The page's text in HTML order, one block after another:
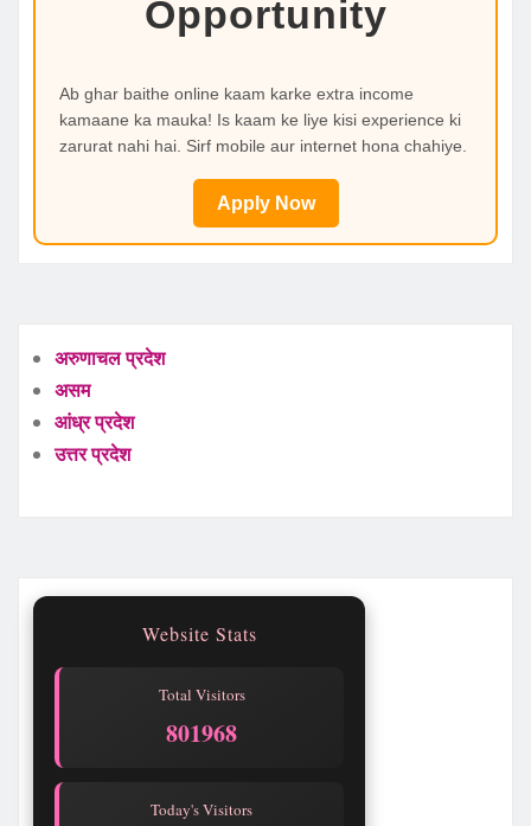
Opportunity
Ab ghar baithe online kaam karke extra income
kamaane ka mauka! Is kaam ke liye kisi experience ki
zarurat nahi hai. Sirf mobile aur internet hona chahiye.
Apply Now
अरुणाचल प्रदेश
असम
आंध्र प्रदेश
उत्तर प्रदेश
Website Stats
Total Visitors
801969
Today's Visitors